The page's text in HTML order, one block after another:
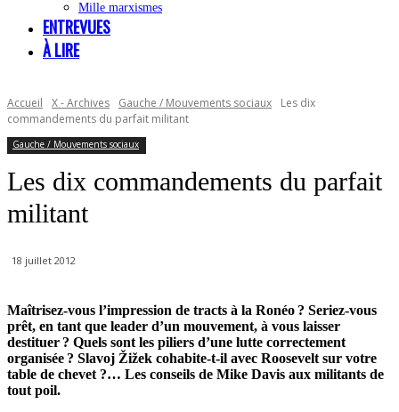
Mille marxismes
ENTREVUES
À LIRE
Accueil X - Archives Gauche / Mouvements sociaux
Les dix
commandements du parfait militant
Gauche / Mouvements sociaux
Les dix commandements du parfait
militant
18 juillet 2012
Maîtrisez-vous l’impression de tracts à la Ronéo ? Seriez-vous
prêt, en tant que leader d’un mouvement, à vous laisser
destituer ? Quels sont les piliers d’une lutte correctement
organisée ? Slavoj Žižek cohabite-t-il avec Roosevelt sur votre
table de chevet ?… Les conseils de Mike Davis aux militants de
tout poil.